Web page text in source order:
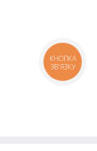
КНОПКА
ЗВ'ЯЗКУ